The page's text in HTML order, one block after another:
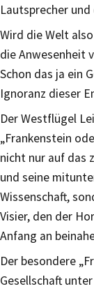
Lautsprecher
Wird die Welt
die Anwesenheit
Schon das ja ein
Ignoranz dieser
Der Westflügel
„Frankenstein
nicht nur auf das
und seine
Wissenschaft,
Visier, den der
Anfang an
Der besondere
Gesellschaft